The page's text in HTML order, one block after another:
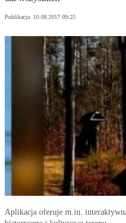
Publikacja: 10.08.2017 09:25
Aplikacja oferuje m.in.